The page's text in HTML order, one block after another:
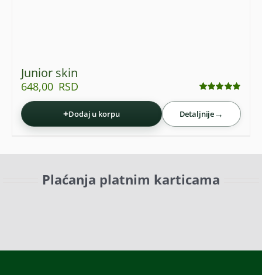
Junior skin
648,00 RSD
+Dodaj u korpu Detaljnije→
Plaćanja platnim karticama